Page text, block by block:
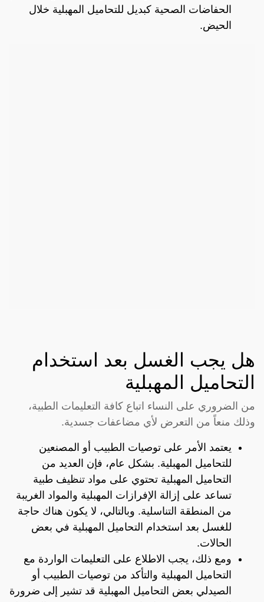
الحفاضات الصحية كبديل للتحاميل المهبلية خلال
الحيض.
هل يجب الغسل بعد استخدام
التحاميل المهبلية
من الضروري على النساء اتباع كافة التعليمات الطبية،
وذلك منعاً من التعرض لأي مضاعفات جسدية.
يعتمد الأمر على توصيات الطبيب أو المصنعين
للتحاميل المهبلية. بشكل عام، فإن العديد من
التحاميل المهبلية تحتوي على مواد تنظيف طبية
تساعد على إزالة الإفرازات المهبلية والمواد الغريبة
من المنطقة التناسلية. وبالتالي، لا يكون هناك حاجة
للغسل بعد استخدام التحاميل المهبلية في بعض
الحالات.
ومع ذلك، يجب الاطلاع على التعليمات الواردة مع
التحاميل المهبلية والتأكد من توصيات الطبيب أو
الصيدلي بعض التحاميل المهبلية قد تشير إلى ضرورة